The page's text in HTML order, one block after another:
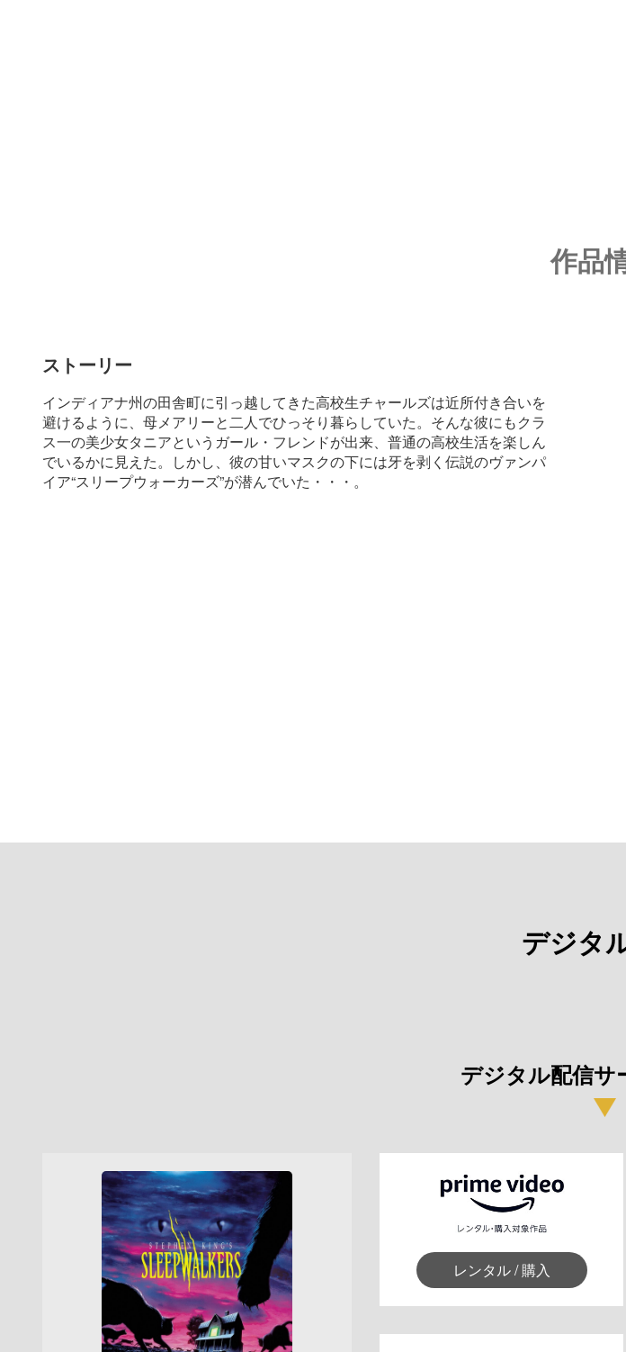
作品
ストーリー
インディアナ州の田舎町に引っ越してきた高校生チャールズは近所付き合いを
避けるように、母メアリーと二人でひっそり暮らしていた。そんな彼にもクラ
ス一の美少女タニアというガール・フレンドが出来、普通の高校生活を楽しん
でいるかに見えた。しかし、彼の甘いマスクの下には牙を剥く伝説のヴァンパ
イア“スリープウォーカーズ”が潜んでいた・・・。
デジタ
デジタル配信サ
レンタル / 購入